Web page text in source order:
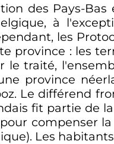
des Pays-
à
les
province : les
le traité,
province
Le différend
fit partie de la
compenser
Les